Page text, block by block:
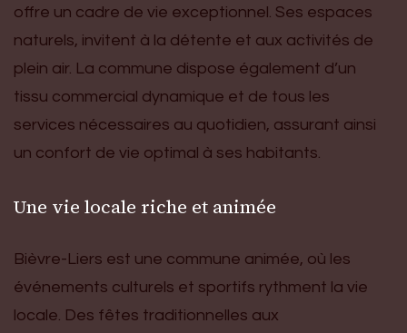
offre un cadre de vie exceptionnel. Ses espaces
naturels, invitent à la détente et aux activités de
plein air. La commune dispose également d’un
tissu commercial dynamique et de tous les
services nécessaires au quotidien, assurant ainsi
un confort de vie optimal à ses habitants.
Une vie locale riche et animée
Bièvre-Liers est une commune animée, où les
événements culturels et sportifs rythment la vie
locale. Des fêtes traditionnelles aux